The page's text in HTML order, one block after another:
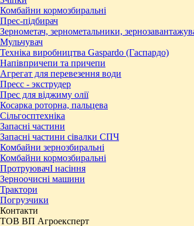
Комбайни кормозбиральні
Прес-підбирач
Зернометач, зернометальники,
Мульчувач
Техніка виробництва Gaspardo (Гаспардо)
Напівпричепи та причепи
Агрегат для перевезення води
Пресc - экструдер
Прес для віджиму олії
Косарка роторна, пальцева
Сільгосптехніка
Запасні частини
Запасні частини сівалки СПЧ
Комбайни зернозбиральні
Комбайни кормозбиральні
ПротруювачІ насіння
Зерноочисні машини
Трактори
Погрузчики
Контакти
ТОВ ВП Агроексперт